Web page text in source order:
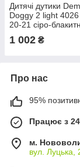
Дитячі дутики
Doggy 2 light 4026
20-21 сіро-
1 002 ₴
Про нас
95%
Працює з
м.
вул. Луцька,